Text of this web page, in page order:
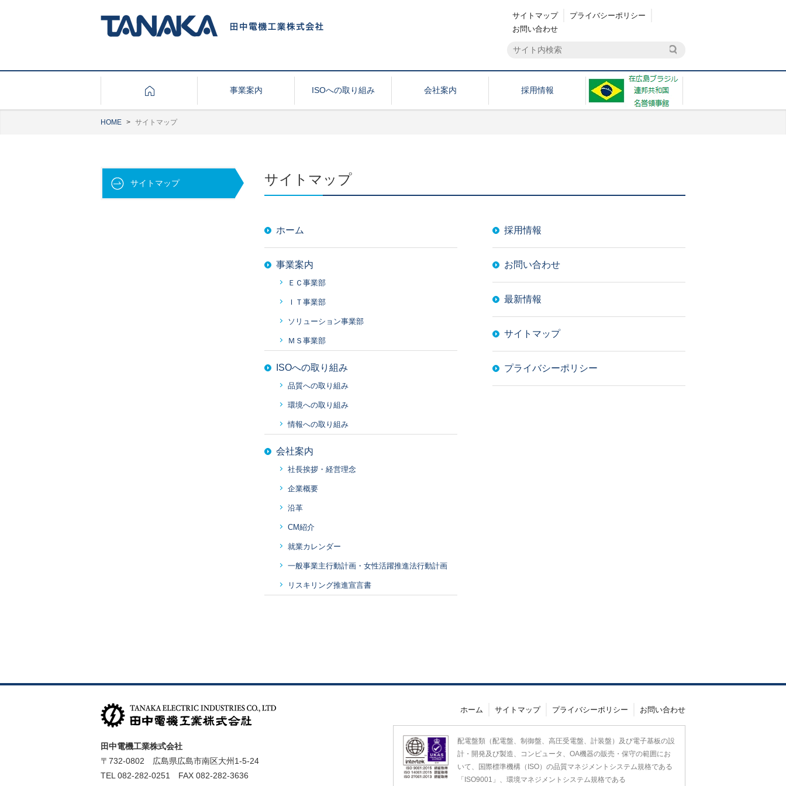
サイトマップ
プライバシーポリシー
お問い合わせ
事業案内 ISOへの取り組み 会社案内 採用情報
HOME サイトマップ
サイトマップ サイトマップ
ホーム
事業案内
ＥＣ事業部
ＩＴ事業部
ソリューション事業部
ＭＳ事業部
ISOへの取り組み
品質への取り組み
環境への取り組み
情報への取り組み
会社案内
社長挨拶・経営理念
企業概要
沿革
CM紹介
就業カレンダー
一般事業主行動計画・女性活躍推進法行動計画
リスキリング推進宣言書
採用情報
お問い合わせ
最新情報
サイトマップ
プライバシーポリシー
田中電機工業株式会社
〒732-0802 広島県広島市南区大州1-5-24
TEL 082-282-0251 FAX 082-282-3636
ホーム サイトマップ プライバシーポリシー お問い合わせ
配電盤類（配電盤、制御盤、高圧受電盤、計装盤）及び電子基板の設
計・開発及び製造、コンピュータ、OA機器の販売・保守の範囲にお
いて、国際標準機構（ISO）の品質マネジメントシステム規格である
「ISO9001」、環境マネジメントシステム規格である